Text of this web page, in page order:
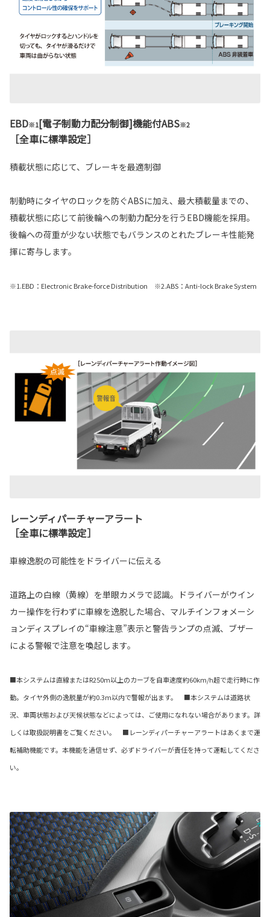
EBD※1[電子制動力配分制御]機能付ABS※2
［全車に標準設定］
積載状態に応じて、ブレーキを最適制御
制動時にタイヤのロックを防ぐABSに加え、最大積載量までの、
積載状態に応じて前後輪への制動力配分を行うEBD機能を採用。
後輪への荷重が少ない状態でもバランスのとれたブレーキ性能発
揮に寄与します。
※1.EBD：Electronic Brake-force Distribution ※2.ABS：Anti-lock Brake System
レーンディパーチャーアラート
［全車に標準設定］
車線逸脱の可能性をドライバーに伝える
道路上の白線（黄線）を単眼カメラで認識。ドライバーがウイン
カー操作を行わずに車線を逸脱した場合、マルチインフォメーシ
ョンディスプレイの“車線注意”表示と警告ランプの点滅、ブザー
による警報で注意を喚起します。
■本システムは直線またはR250m以上のカーブを自車速度約60km/h超で走行時に作
動。タイヤ外側の逸脱量が約0.3m以内で警報が出ます。 ■本システムは道路状
況、車両状態および天候状態などによっては、ご使用になれない場合があります。詳
しくは取扱説明書をご覧ください。 ■レーンディパーチャーアラートはあくまで運
転補助機能です。本機能を過信せず、必ずドライバーが責任を持って運転してくださ
い。